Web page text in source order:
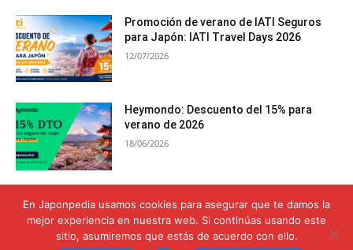
Promoción de verano de IATI Seguros
para Japón: IATI Travel Days 2026
12/07/2026
Heymondo: Descuento del 15% para
verano de 2026
18/06/2026
Seguro de viaje para el Monte Fuji:
Cobertura para alcanzar la cima con
seguridad
12/06/2026
En Japonpedia usamos cookies para asegurar que te damos la
mejor experiencia en nuestra web. Si continúas usando este
sitio, asumiremos que estás de acuerdo con ello.